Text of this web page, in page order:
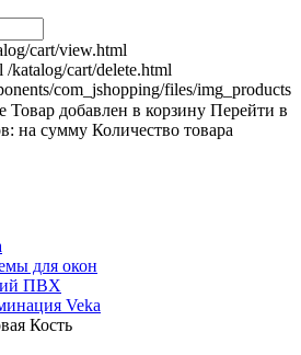
cart/view.html
/katalog/cart/delete.html
com_jshopping/files/img_products
Товар добавлен в корзину Перейти в
на сумму Количество товара
для окон
ПВХ
Veka
Кость